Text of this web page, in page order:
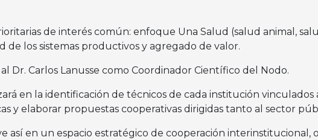
de interés común: enfoque Una Salud (salud animal,
de los sistemas productivos y agregado de valor.
Dr. Carlos Lanusse como Coordinador Científico del Nodo.
en la identificación de técnicos de cada institución
y elaborar propuestas cooperativas dirigidas tanto al sector
así en un espacio estratégico de cooperación interinstitucional,